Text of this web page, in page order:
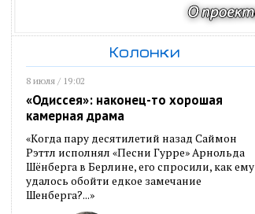
Колонки
8 июля / 19:02
«Одиссея»: наконец-то хорошая
камерная драма
«Когда пару десятилетий назад Саймон
Рэттл исполнял «Песни Гурре» Арнольда
Шёнберга в Берлине, его спросили, как ему
удалось обойти едкое замечание
Шенберга?...»